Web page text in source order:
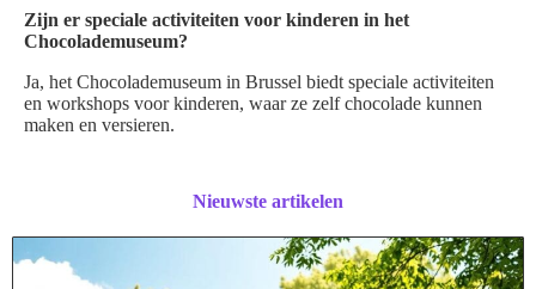
Zijn er speciale activiteiten voor kinderen in het
Chocolademuseum?
Ja, het Chocolademuseum in Brussel biedt speciale activiteiten
en workshops voor kinderen, waar ze zelf chocolade kunnen
maken en versieren.
Nieuwste artikelen